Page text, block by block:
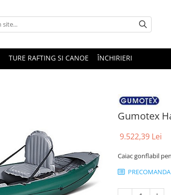
TURE RAFTING SI CANOE ÎNCHIRIERI
Gumotex
9.522,39 Lei
Caiac gonflabil
PRECOMANDA